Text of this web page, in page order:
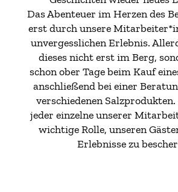
Das Abenteuer im Herzen des
erst durch unsere
unvergesslichen Erlebnis.
dieses nicht erst im Berg,
schon ober Tage beim Kauf
anschließend bei einer
verschiedenen
jeder einzelne unserer
wichtige Rolle, unseren
Erlebnisse zu